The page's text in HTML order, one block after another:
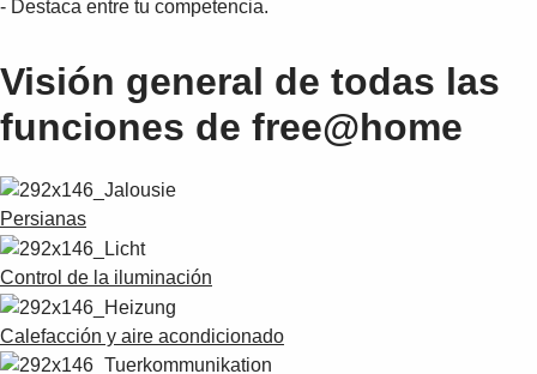
- Destaca entre tu competencia.
Visión general de todas las
funciones de free@home
Persianas
Control de la iluminación
Calefacción y aire acondicionado